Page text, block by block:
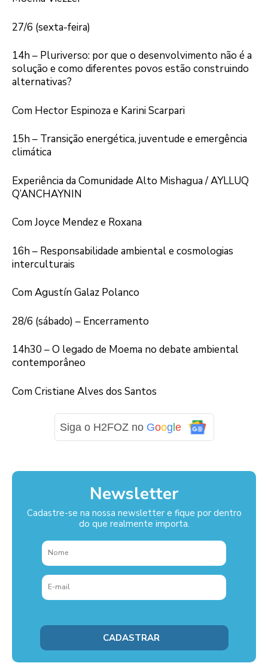
27/6 (sexta-feira)
14h – Pluriverso: por que o desenvolvimento não é a
solução e como diferentes povos estão construindo
alternativas?
Com Hector Espinoza e Karini Scarpari
15h – Transição energética, juventude e emergência
climática
Experiência da Comunidade Alto Mishagua / AYLLUQ
Q’ANCHAYNIN
Com Joyce Mendez e Roxana
16h – Responsabilidade ambiental e cosmologias
interculturais
Com Agustín Galaz Polanco
28/6 (sábado) – Encerramento
14h30 – O legado de Moema no debate ambiental
contemporâneo
Com Cristiane Alves dos Santos
Siga o H2FOZ no Goog e
Newsletter
Cadastre-se na nossa newsletter e fique por dentro
do que realmente importa.